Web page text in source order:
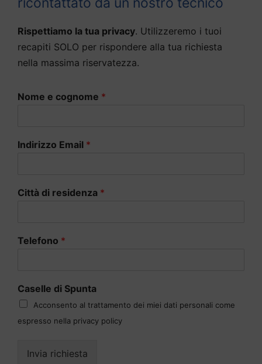
Rispettiamo la tua privacy. Utilizzeremo i tuoi
recapiti SOLO per rispondere alla tua richiesta
nella massima riservatezza.
Nome e cognome *
Indirizzo Email *
Città di residenza *
Telefono *
Caselle di Spunta
Acconsento al trattamento dei miei dati personali come
espresso nella privacy policy
Invia richiesta